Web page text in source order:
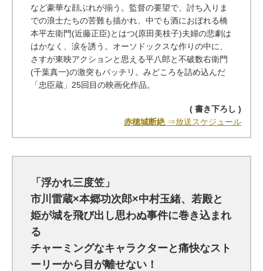
など豪華な顔ぶれが揃う。監督の要望で、討ち入りま
での浪士たちの苦難も描かれ、中でも酒におぼれる橋
本平左衛門(近藤正臣)とはつ(原田美枝子)夫婦の悲劇は
はかなく、涙を誘う。オーソドックスな作りの中に、
さすが東映アクションと思える平八郎と不破数右衛門
(千葉真一)の激突もバッチリ。みどころを詰め込んだ
「忠臣蔵」25回目の映画化作品。
( 書き下ろし )
赤穂城断絶 ⇒放送スケジュール
「浮かれ三度笠」
市川雷蔵×本郷功次郎×中村玉緒、若殿と
姫が城を飛び出し思わぬ事件に巻き込まれ
る
チャーミングなキャラクターと痛快なスト
ーリーから目が離せない！